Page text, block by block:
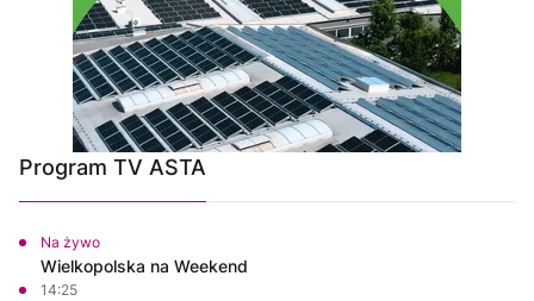
Program TV ASTA
Na żywo
Wielkopolska na Weekend
14:25